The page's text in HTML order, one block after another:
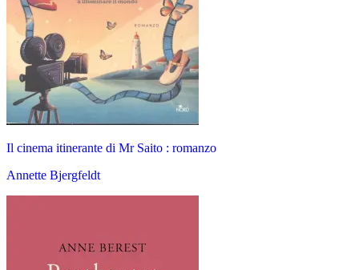
Il cinema itinerante di Mr Saito : romanzo
Annette Bjergfeldt